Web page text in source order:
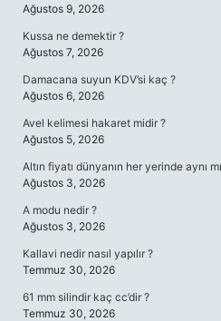
Ağustos 9, 2026
Kussa ne demektir ?
Ağustos 7, 2026
Damacana suyun KDV’si kaç ?
Ağustos 6, 2026
Avel kelimesi hakaret midir ?
Ağustos 5, 2026
Altın fiyatı dünyanın her yerinde aynı
Ağustos 3, 2026
A modu nedir ?
Ağustos 3, 2026
Kallavi nedir nasıl yapılır ?
Temmuz 30, 2026
61 mm silindir kaç cc’dir ?
Temmuz 30, 2026